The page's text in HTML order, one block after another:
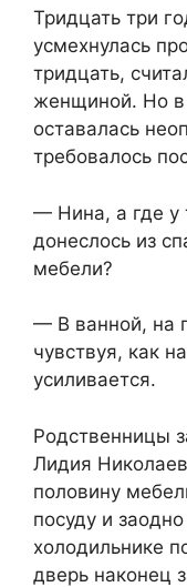
Тридцать три
усмехнулась
тридцать,
женщиной. Но в
оставалась
требовалось
— Нина, а где у
донеслось из
мебели?
— В ванной, на
чувствуя, как
усиливается.
Родственницы
Лидия
половину
посуду и
холодильнике
дверь наконец